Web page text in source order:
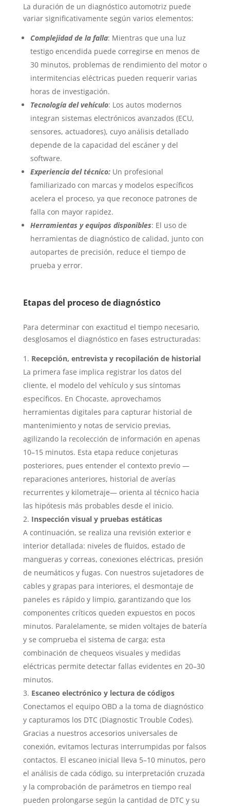
La duración de un diagnóstico automotriz puede
variar significativamente según varios elementos:
Complejidad de la falla: Mientras que una luz
testigo encendida puede corregirse en menos de
30 minutos, problemas de rendimiento del motor o
intermitencias eléctricas pueden requerir varias
horas de investigación.
Tecnología del vehículo: Los autos modernos
integran sistemas electrónicos avanzados (ECU,
sensores, actuadores), cuyo análisis detallado
depende de la capacidad del escáner y del
software.
Experiencia del técnico:Un profesional
familiarizado con marcas y modelos específicos
acelera el proceso, ya que reconoce patrones de
falla con mayor rapidez.
Herramientas y equipos disponibles: El uso de
herramientas de diagnóstico de calidad, junto con
autopartes de precisión, reduce el tiempo de
prueba y error.
Etapas del proceso de diagnóstico
Para determinar con exactitud el tiempo necesario,
desglosamos el diagnóstico en fases estructuradas:
Recepción, entrevista y recopilación de historial
La primera fase implica registrar los datos del
cliente, el modelo del vehículo y sus síntomas
específicos. En Chocaste, aprovechamos
herramientas digitales para capturar historial de
mantenimiento y notas de servicio previas,
agilizando la recolección de información en apenas
10–15 minutos. Esta etapa reduce conjeturas
posteriores, pues entender el contexto previo —
reparaciones anteriores, historial de averías
recurrentes y kilometraje— orienta al técnico hacia
las hipótesis más probables desde el inicio.
Inspección visual y pruebas estáticas
A continuación, se realiza una revisión exterior e
interior detallada: niveles de fluidos, estado de
mangueras y correas, conexiones eléctricas, presión
de neumáticos y fugas. Con nuestros sujetadores de
cables y grapas para interiores, el desmontaje de
paneles es rápido y limpio, garantizando que los
componentes críticos queden expuestos en pocos
minutos. Paralelamente, se miden voltajes de batería
y se comprueba el sistema de carga; esta
combinación de chequeos visuales y medidas
eléctricas permite detectar fallas evidentes en 20–30
minutos.
Escaneo electrónico y lectura de códigos
Conectamos el equipo OBD a la toma de diagnóstico
y capturamos los DTC (Diagnostic Trouble Codes).
Gracias a nuestros accesorios universales de
conexión, evitamos lecturas interrumpidas por falsos
contactos. El escaneo inicial lleva 5–10 minutos, pero
el análisis de cada código, su interpretación cruzada
y la comprobación de parámetros en tiempo real
pueden prolongarse según la cantidad de DTC y su